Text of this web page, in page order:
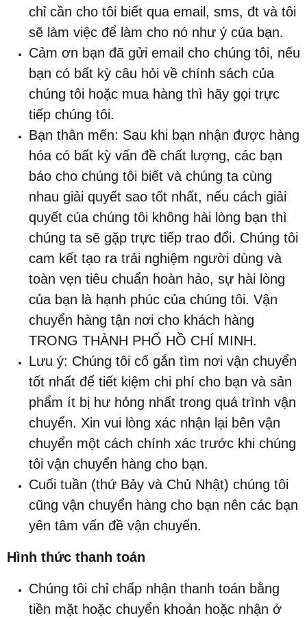
chỉ cần cho tôi biết qua email, sms, đt và tôi
sẽ làm việc để làm cho nó như ý của bạn.
Cảm ơn bạn đã gửi email cho chúng tôi, nếu
bạn có bất kỳ câu hỏi về chính sách của
chúng tôi hoặc mua hàng thì hãy gọi trực
tiếp chúng tôi.
Bạn thân mến: Sau khi bạn nhận được hàng
hóa có bất kỳ vấn đề chất lượng, các bạn
báo cho chúng tôi biết và chúng ta cùng
nhau giải quyết sao tốt nhất, nếu cách giải
quyết của chúng tôi không hài lòng bạn thì
chúng ta sẽ gặp trực tiếp trao đổi. Chúng tôi
cam kết tạo ra trải nghiệm người dùng và
toàn vẹn tiêu chuẩn hoàn hảo, sự hài lòng
của bạn là hạnh phúc của chúng tôi. Vận
chuyển hàng tận nơi cho khách hàng
TRONG THÀNH PHỐ HỒ CHÍ MINH.
Lưu ý: Chúng tôi cố gắn tìm nơi vận chuyển
tốt nhất để tiết kiệm chi phí cho bạn và sản
phẩm ít bị hư hỏng nhất trong quá trình vận
chuyển. Xin vui lòng xác nhận lại bên vận
chuyển một cách chính xác trước khi chúng
tôi vận chuyển hàng cho bạn.
Cuối tuần (thứ Bảy và Chủ Nhật) chúng tôi
cũng vận chuyển hàng cho bạn nên các bạn
yên tâm vấn đề vận chuyển.
Hình thức thanh toán
Chúng tôi chỉ chấp nhận thanh toán bằng
tiền mặt hoặc chuyển khoản hoặc nhận ở